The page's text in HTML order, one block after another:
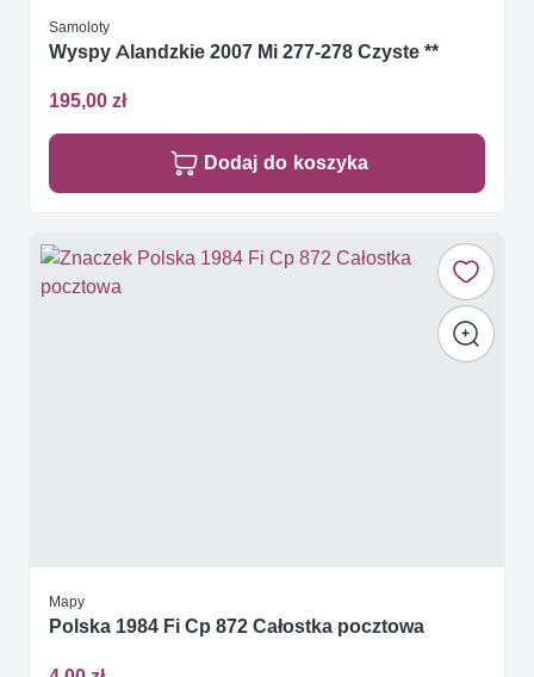
Samoloty
Wyspy Alandzkie 2007 Mi 277-278 Czyste **
195,00 zł
Dodaj do koszyka
Mapy
Polska 1984 Fi Cp 872 Całostka pocztowa